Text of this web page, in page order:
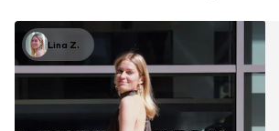
Lina Z.